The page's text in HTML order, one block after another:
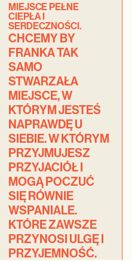
MIEJSCE PEŁNE
CIEPŁA I
SERDECZNOŚCI.
CHCEMY BY
FRANKA TAK
SAMO
STWARZAŁA
MIEJSCE, W
KTÓRYM JESTEŚ
NAPRAWDĘ U
SIEBIE. W KTÓRYM
PRZYJMUJESZ
PRZYJACIÓŁ I
MOGĄ POCZUĆ
SIĘ RÓWNIE
WSPANIALE.
KTÓRE ZAWSZE
PRZYNOSI ULGĘ I
PRZYJEMNOŚĆ.